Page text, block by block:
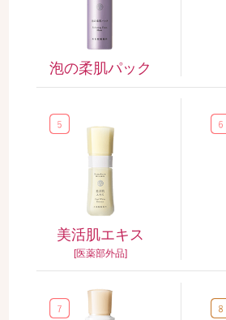
泡の柔肌パック
美活肌エキス
[医薬部外品]